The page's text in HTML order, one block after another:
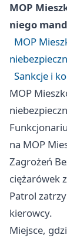
MOP
niego
MOP
Sankcje i
MOP
na MOP
Zagrożeń
ciężarówek
Patrol
kierowcy.
Miejsce,